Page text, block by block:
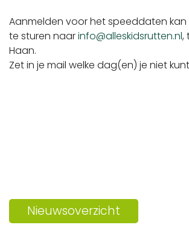
Aanmelden voor het speeddaten
te sturen naarinfo@alleskidsrutten.nl,
Haan.
Zet in je mail welke dag(en) je niet
Nieuwsoverzicht